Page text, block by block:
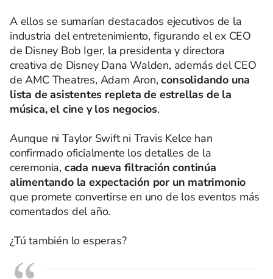
A ellos se sumarían destacados ejecutivos de la
industria del entretenimiento, figurando el ex CEO
de Disney Bob Iger, la presidenta y directora
creativa de Disney Dana Walden, además del CEO
de AMC Theatres, Adam Aron, consolidando una
lista de asistentes repleta de estrellas de la
música, el cine y los negocios.
Aunque ni Taylor Swift ni Travis Kelce han
confirmado oficialmente los detalles de la
ceremonia, cada nueva filtración continúa
alimentando la expectación por un matrimonio
que promete convertirse en uno de los eventos más
comentados del año.
¿Tú también lo esperas?